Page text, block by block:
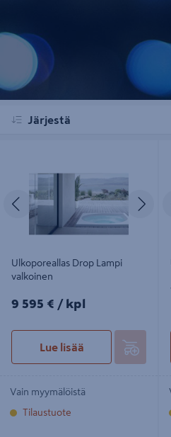
Järjestä
Edellinen
Ulkoporeallas Drop Lampi
valkoinen
9595€/kpl
9 595 € / kpl
Lue lisää
Vain myymälöistä
Tilaustuote